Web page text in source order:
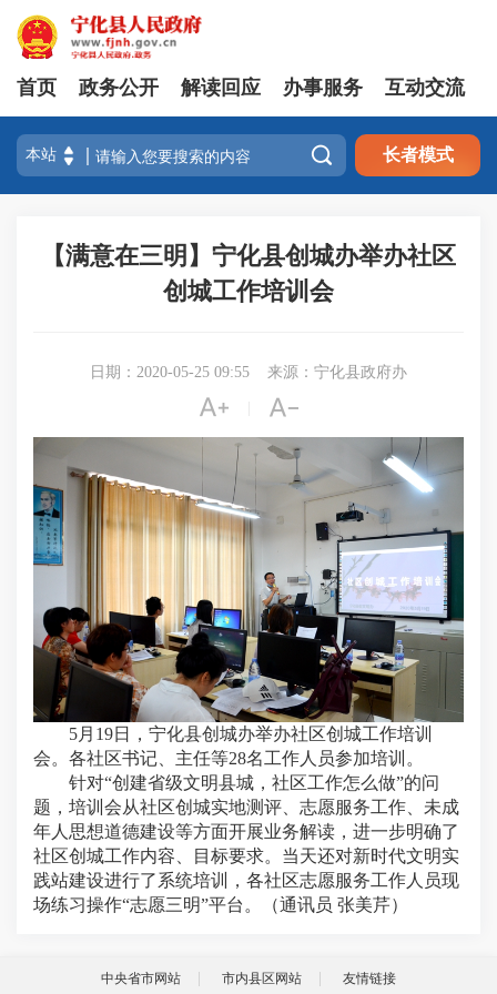
首页 政务公开 解读回应 办事服务 互动交流
 长者模式
【满意在三明】宁化县创城办举办社区
创城工作培训会
日期：2020-05-25 09:55 来源：宁化县政府办
 
5月19日，宁化县创城办举办社区创城工作培训
会。各社区书记、主任等28名工作人员参加培训。
针对“创建省级文明县城，社区工作怎么做”的问
题，培训会从社区创城实地测评、志愿服务工作、未成
年人思想道德建设等方面开展业务解读，进一步明确了
社区创城工作内容、目标要求。当天还对新时代文明实
践站建设进行了系统培训，各社区志愿服务工作人员现
场练习操作“志愿三明”平台。（通讯员 张美芹）
中央省市网站 市内县区网站 友情链接